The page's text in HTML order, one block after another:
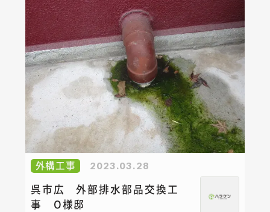
外構工事 2023.03.28
呉市広 外部排水部品交換工
事 O様邸